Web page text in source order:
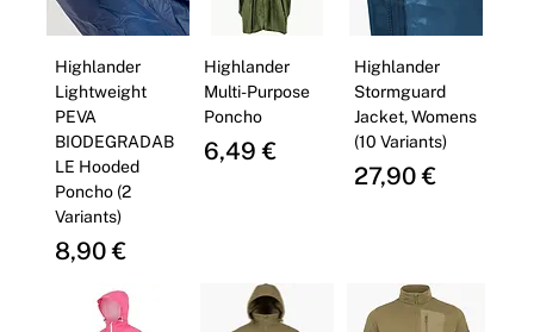
Highlander
Lightweight
PEVA
BIODEGRADAB
LE Hooded
Poncho (2
Variants)
Цена
8,90 €
Highlander
Multi-Purpose
Poncho
Цена
6,49 €
Highlander
Stormguard
Jacket, Womens
(10 Variants)
Цена
27,90 €